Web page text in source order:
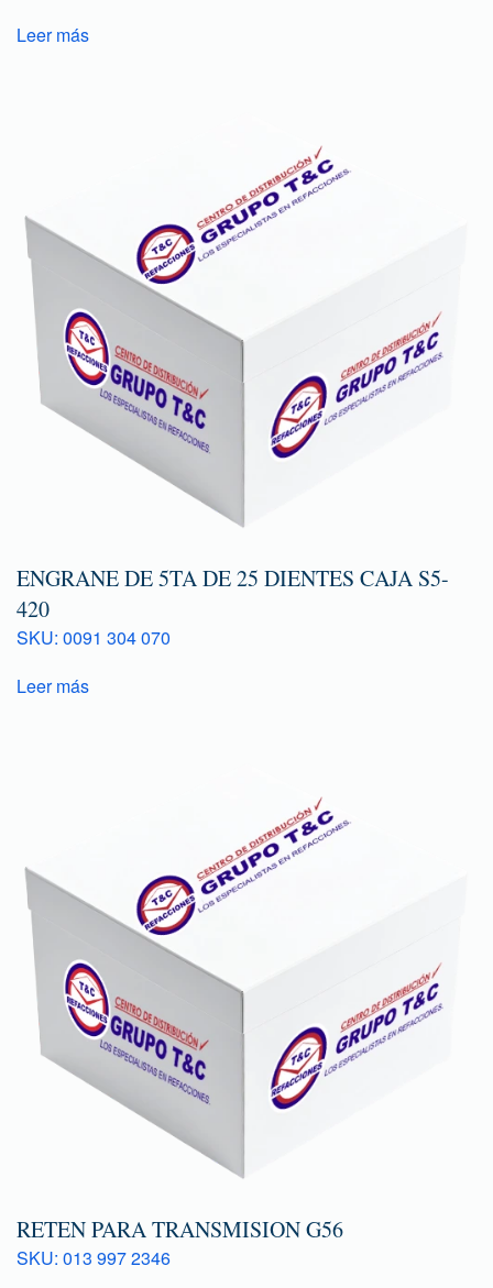
Leer más
ENGRANE DE 5TA DE 25 DIENTES CAJA S5-
420
SKU: 0091 304 070
Leer más
RETEN PARA TRANSMISION G56
SKU: 013 997 2346